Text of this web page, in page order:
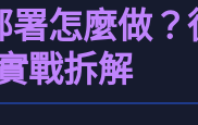
怎麼做？
戰拆解